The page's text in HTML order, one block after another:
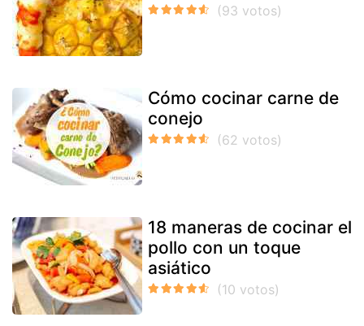
Cómo cocinar carne de
conejo
18 maneras de cocinar el
pollo con un toque
asiático